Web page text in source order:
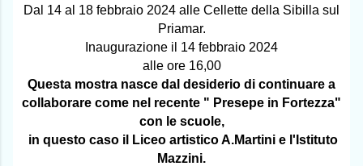
Dal 14 al 18 febbraio 2024 alle Cellette della Sibilla sul
Priamar.
Inaugurazione il 14 febbraio 2024
alle ore 16,00
Questa mostra nasce dal desiderio di continuare a
collaborare come nel recente " Presepe in Fortezza"
con le scuole,
in questo caso il Liceo artistico A.Martini e l'Istituto
Mazzini.